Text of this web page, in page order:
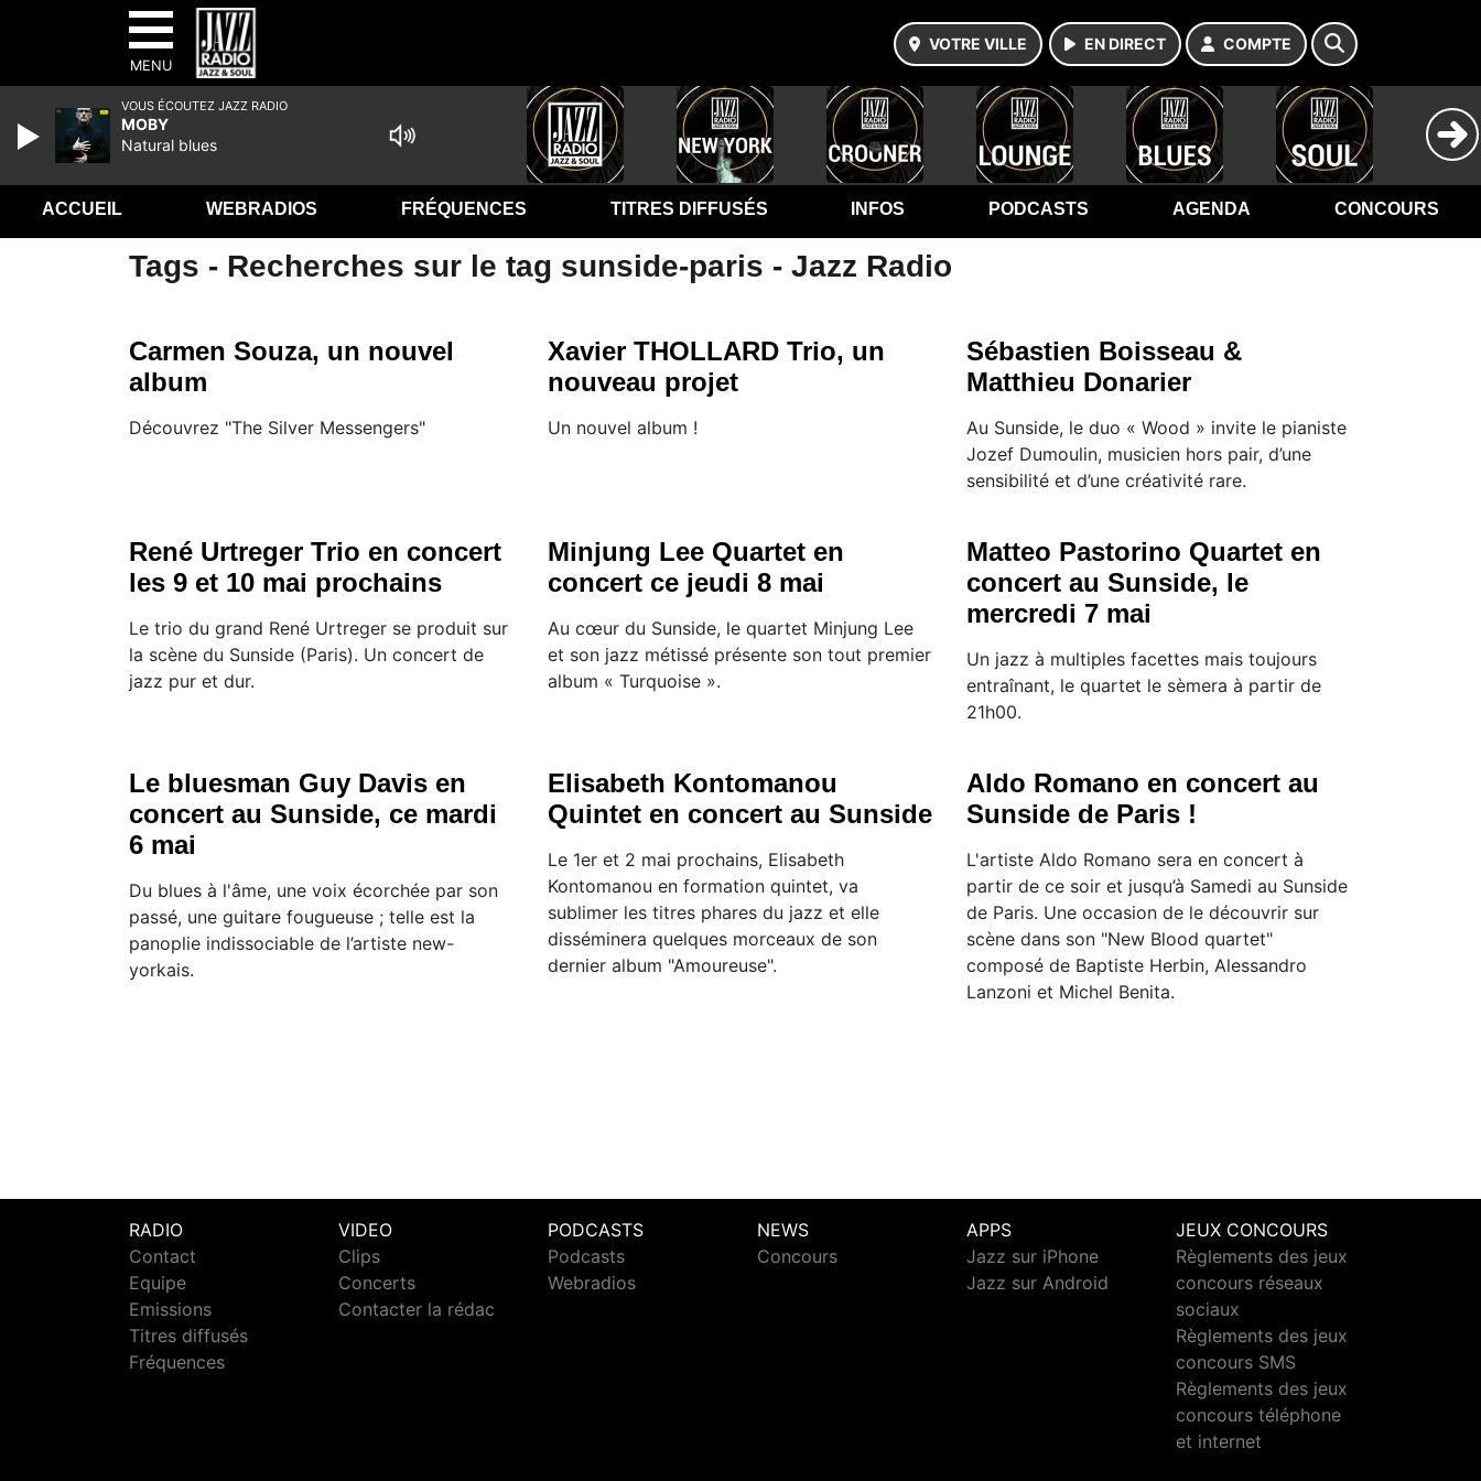
MENU
VOTRE VILLE EN DIRECT COMPTE
ACCUEIL WEBRADIOS FRÉQUENCES TITRES DIFFUSÉS INFOS PODCASTS AGENDA CONCOURS
Tags - Recherches sur le tag sunside-paris - Jazz Radio
Carmen Souza, un nouvel
album
Découvrez "The Silver Messengers"
Xavier THOLLARD Trio, un
nouveau projet
Un nouvel album !
Sébastien Boisseau &
Matthieu Donarier
Au Sunside, le duo « Wood » invite le pianiste
Jozef Dumoulin, musicien hors pair, d’une
sensibilité et d’une créativité rare.
René Urtreger Trio en concert
les 9 et 10 mai prochains
Le trio du grand René Urtreger se produit sur
la scène du Sunside (Paris). Un concert de
jazz pur et dur.
Minjung Lee Quartet en
concert ce jeudi 8 mai
Au cœur du Sunside, le quartet Minjung Lee
et son jazz métissé présente son tout premier
album « Turquoise ».
Matteo Pastorino Quartet en
concert au Sunside, le
mercredi 7 mai
Un jazz à multiples facettes mais toujours
entraînant, le quartet le sèmera à partir de
21h00.
Le bluesman Guy Davis en
concert au Sunside, ce mardi
6 mai
Du blues à l'âme, une voix écorchée par son
passé, une guitare fougueuse ; telle est la
panoplie indissociable de l’artiste new-
yorkais.
Elisabeth Kontomanou
Quintet en concert au Sunside
Le 1er et 2 mai prochains, Elisabeth
Kontomanou en formation quintet, va
sublimer les titres phares du jazz et elle
disséminera quelques morceaux de son
dernier album "Amoureuse".
Aldo Romano en concert au
Sunside de Paris !
L'artiste Aldo Romano sera en concert à
partir de ce soir et jusqu’à Samedi au Sunside
de Paris. Une occasion de le découvrir sur
scène dans son "New Blood quartet"
composé de Baptiste Herbin, Alessandro
Lanzoni et Michel Benita.
RADIO
Contact
Equipe
Emissions
Titres diffusés
Fréquences
VIDEO
Clips
Concerts
Contacter la rédac
PODCASTS
Podcasts
Webradios
NEWS
Concours
APPS
Jazz sur iPhone
Jazz sur Android
JEUX CONCOURS
Règlements des jeux
concours réseaux
sociaux
Règlements des jeux
concours SMS
Règlements des jeux
concours téléphone
et internet
VOUS ÉCOUTEZ JAZZ RADIO
MOBY
Natural blues